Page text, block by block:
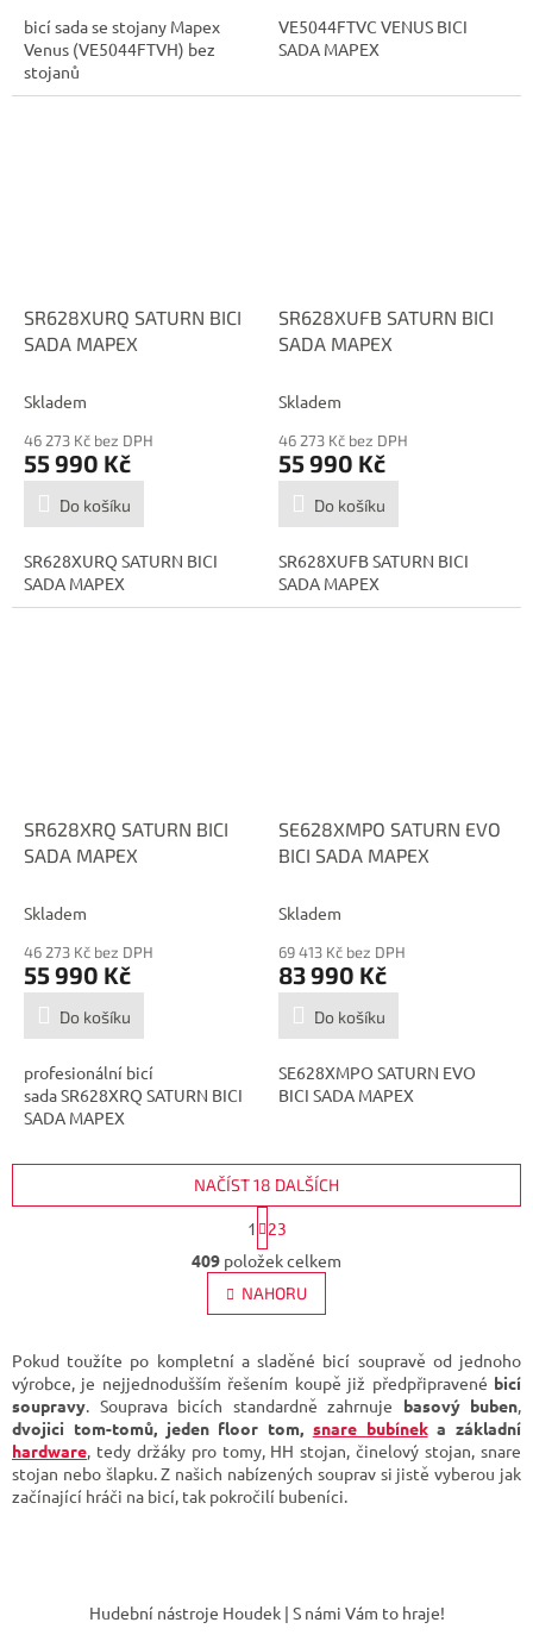
bicí sada se stojany Mapex
Venus (VE5044FTVH) bez
stojanů
VE5044FTVC VENUS BICI
SADA MAPEX
SR628XURQ SATURN BICI
SADA MAPEX
Skladem
46 273 Kč bez DPH
55 990 Kč
Do košíku
SR628XURQ SATURN BICI
SADA MAPEX
SR628XUFB SATURN BICI
SADA MAPEX
Skladem
46 273 Kč bez DPH
55 990 Kč
Do košíku
SR628XUFB SATURN BICI
SADA MAPEX
SR628XRQ SATURN BICI
SADA MAPEX
Skladem
46 273 Kč bez DPH
55 990 Kč
Do košíku
profesionální bicí
sada SR628XRQ SATURN BICI
SADA MAPEX
SE628XMPO SATURN EVO
BICI SADA MAPEX
Skladem
69 413 Kč bez DPH
83 990 Kč
Do košíku
SE628XMPO SATURN EVO
BICI SADA MAPEX
O
v
l
á
a
c
í
p
r
v
k
i
NAČÍST 18 DALŠÍCH
t
r
á
n
k
v
á
n
í
1
23
409 položek celkem
NAHORU
Pokud toužíte po kompletní a sladěné bicí soupravě od jednoho
výrobce, je nejjednodušším řešením koupě již předpřipravené bicí
soupravy. Souprava bicích standardně zahrnuje basový buben,
dvojici tom-tomů, jeden floor tom, snare bubíneka základní
hardware, tedy držáky pro tomy, HH stojan, činelový stojan, snare
stojan nebo šlapku. Z našich nabízených souprav si jistě vyberou jak
začínající hráči na bicí, tak pokročilí bubeníci.
Hudební nástroje Houdek | S námi Vám to hraje!